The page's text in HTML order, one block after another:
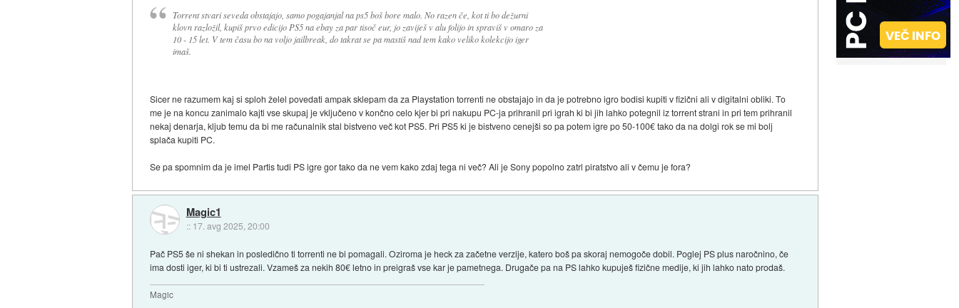
Torrent stvari seveda obstajajo, samo pogajanjal na ps5 boš bore malo. No razen če, kot ti bo dežurni
klovn razložil, kupiš prvo edicijo PS5 na ebay za par tisoč eur, jo zaviješ v alu folijo in spraviš v omaro za
10 - 15 let. V tem času bo na voljo jailbreak, do takrat se pa mastiš nad tem kako veliko kolekcijo iger
imaš.
Sicer ne razumem kaj si sploh želel povedati ampak sklepam da za Playstation torrenti ne obstajajo in da je potrebno igro bodisi kupiti v fizični ali v digitalni obliki. To
me je na koncu zanimalo kajti vse skupaj je vključeno v končno celo kjer bi pri nakupu PC-ja prihranil pri igrah ki bi jih lahko potegnil iz torrent strani in pri tem prihranil
nekaj denarja, kljub temu da bi me računalnik stal bistveno več kot PS5. Pri PS5 ki je bistveno cenejši so pa potem igre po 50-100€ tako da na dolgi rok se mi bolj
splača kupiti PC.
Se pa spomnim da je imel Partis tudi PS igre gor tako da ne vem kako zdaj tega ni več? Ali je Sony popolno zatrl piratstvo ali v čemu je fora?
Magic1
:: 17. avg 2025, 20:00
Pač PS5 še ni shekan in posledično ti torrenti ne bi pomagali. Oziroma je heck za začetne verzije, katero boš pa skoraj nemogoče dobil. Poglej PS plus naročnino, če
ima dosti iger, ki bi ti ustrezali. Vzameš za nekih 80€ letno in preigraš vse kar je pametnega. Drugače pa na PS lahko kupuješ fizične medije, ki jih lahko nato prodaš.
Magic